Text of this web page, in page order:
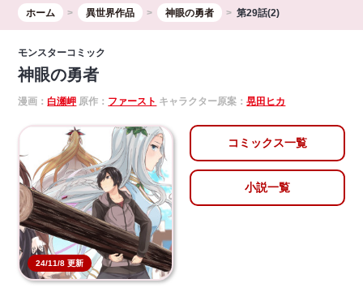
ホーム 異世界作品 神眼の勇者 第29話(2)
モンスターコミック
神眼の勇者
漫画：白瀬岬 原作： ファースト キャラクター原案：晃田ヒカ
24/11/8 更新
コミックス一覧
小説一覧